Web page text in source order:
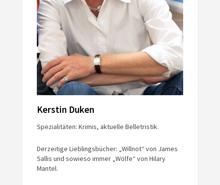
Kerstin Duken
Spezialitäten: Krimis, aktuelle Belletristik.
Derzeitige Lieblingsbücher: „Willnot“ von James
Sallis und sowieso immer „Wölfe“ von Hilary
Mantel.